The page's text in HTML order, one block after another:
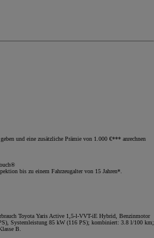
und eine zusätzliche Prämie von 1.000 €*** anrechnen
bis zu einem Fahrzeugalter von 15 Jahren*.
Toyota Yaris Active 1,5-l-VVT-iE Hybrid, Benzinmotor
Systemleistung 85 kW (116 PS); kombiniert: 3.8 l/100 km;
B.